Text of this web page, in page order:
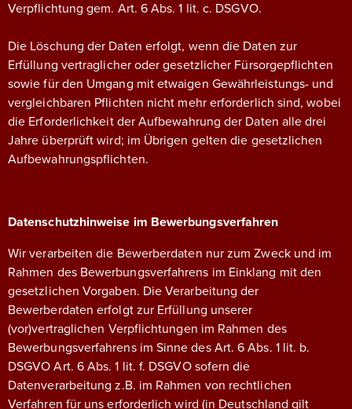
Verpflichtung gem. Art. 6 Abs. 1 lit. c. DSGVO.
Die Löschung der Daten erfolgt, wenn die Daten zur
Erfüllung vertraglicher oder gesetzlicher Fürsorgepflichten
sowie für den Umgang mit etwaigen Gewährleistungs- und
vergleichbaren Pflichten nicht mehr erforderlich sind, wobei
die Erforderlichkeit der Aufbewahrung der Daten alle drei
Jahre überprüft wird; im Übrigen gelten die gesetzlichen
Aufbewahrungspflichten.
Datenschutzhinweise im Bewerbungsverfahren
Wir verarbeiten die Bewerberdaten nur zum Zweck und im
Rahmen des Bewerbungsverfahrens im Einklang mit den
gesetzlichen Vorgaben. Die Verarbeitung der
Bewerberdaten erfolgt zur Erfüllung unserer
(vor)vertraglichen Verpflichtungen im Rahmen des
Bewerbungsverfahrens im Sinne des Art. 6 Abs. 1 lit. b.
DSGVO Art. 6 Abs. 1 lit. f. DSGVO sofern die
Datenverarbeitung z.B. im Rahmen von rechtlichen
Verfahren für uns erforderlich wird (in Deutschland gilt